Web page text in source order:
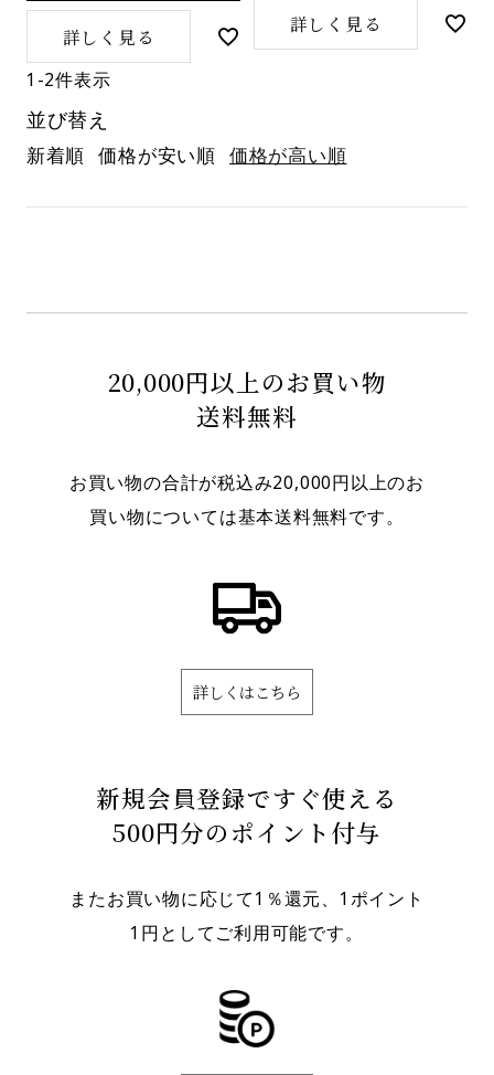
詳しく見る
詳しく見る
並び替え
新着順 価格が安い順 価格が高い順
1 -2件表示
20,000円以上のお買い物
送料無料
お買い物の合計が税込み20,000円以上のお
買い物については基本送料無料です。
詳しくはこちら
新規会員登録ですぐ使える
500円分のポイント付与
またお買い物に応じて1％還元、1ポイント
1円としてご利用可能です。